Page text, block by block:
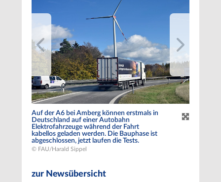
Auf der A6 bei Amberg können erstmals in
Deutschland auf einer Autobahn
Elektrofahrzeuge während der Fahrt
kabellos geladen werden. Die Bauphase ist
abgeschlossen, jetzt laufen die Tests.
© FAU/Harald Sippel
zur Newsübersicht